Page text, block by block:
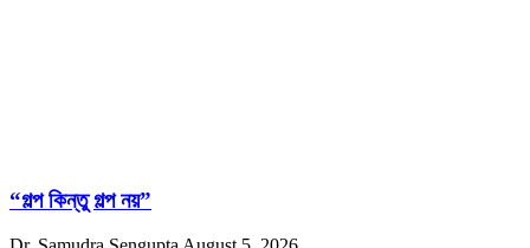
“গল্প কিন্তু গল্প নয়”